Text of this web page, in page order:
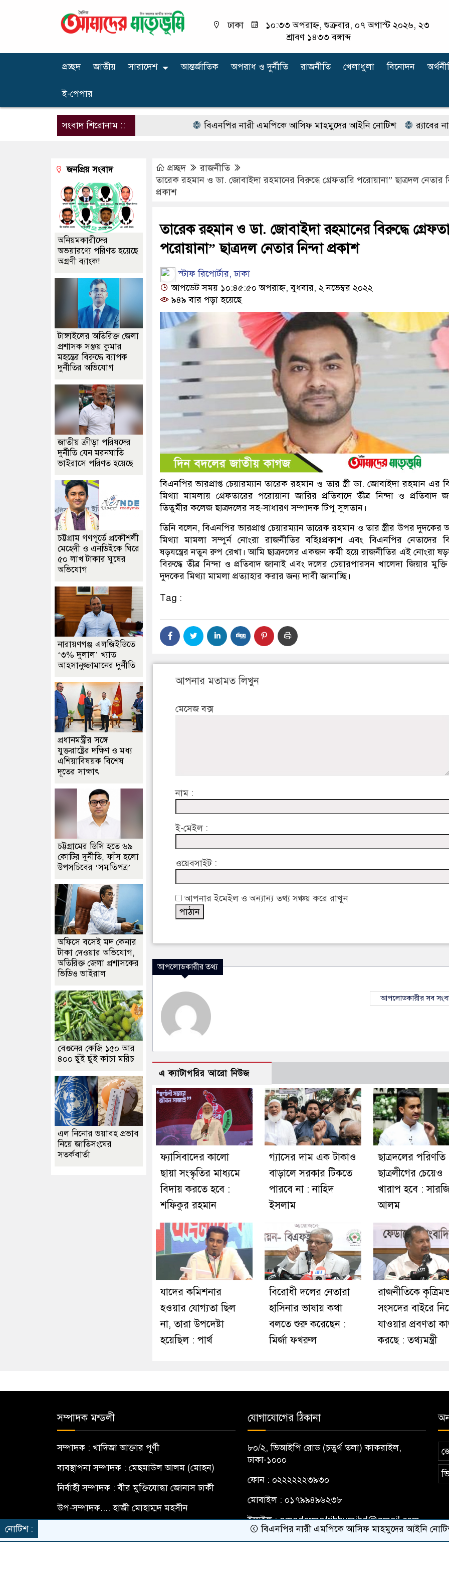
ঢাকা
১০:৩৩ অপরাহ্ন, শুক্রবার, ০৭ অগাস্ট ২০২৬, ২৩
শ্রাবণ ১৪৩৩ বঙ্গাব্দ
প্রচ্ছদ জাতীয় সারাদেশ আন্তর্জাতিক অপরাধ ‍ও দুর্নীতি রাজনীতি খেলাধুলা বিনোদন
ই-পেপার
সংবাদ শিরোনাম :: বিএনপির নারী এমপিকে আসিফ মাহমুদের আইনি নোটিশ র‍্যাবের নাম
প্রচ্ছদ
রাজনীতি
তারেক রহমান ও ডা. জোবাইদা রহমানের বিরুদ্ধে গ্রেফতারি পরোয়ানা” ছাত্রদল নেতার
প্রকাশ
তারেক রহমান ও ডা. জোবাইদা রহমানের বিরুদ্ধে
পরোয়ানা” ছাত্রদল নেতার নিন্দা প্রকাশ
স্টাফ রিপোর্টার, ঢাকা
আপডেট সময় ১০:৪৫:৫০ অপরাহ্ন, বুধবার, ২ নভেম্বর ২০২২
৯৪৯ বার পড়া হয়েছে
বিএনপির ভারপ্রাপ্ত চেয়ারম্যান তারেক রহমান ও তার স্ত্রী ডা. জোবাইদা রহমান এর
মিথ্যা মামলায় গ্রেফতারের পরোয়ানা জারির প্রতিবাদে তীব্র নিন্দা ও প্রতিবাদ
তিতুমীর কলেজ ছাত্রদলের সহ-সাধারণ সম্পাদক টিপু সুলতান।
তিনি বলেন, বিএনপির ভারপ্রাপ্ত চেয়ারম্যান তারেক রহমান ও তার স্ত্রীর উপর দুদকের
মিথ্যা মামলা সম্পুর্ন নোংরা রাজনীতির বহিঃপ্রকাশ এবং বিএনপির নেতাদের
ষড়যন্ত্রের নতুন রুপ রেখা। আমি ছাত্রদলের একজন কর্মী হয়ে রাজনীতির এই নোংরা
বিরুদ্ধে তীব্র নিন্দা ও প্রতিবাদ জানাই এবং দলের চেয়ারপারসন খালেদা জিয়ার
দুদকের মিথ্যা মামলা প্রত্যাহার করার জন্য দাবী জানাচ্ছি।
Tag :
আপনার মতামত লিখুন
মেসেজ বক্স
নাম :
ই-মেইল :
ওয়েবসাইট :
আপনার ইমেইল ও অন্যান্য তথ্য সঞ্চয় করে রাখুন
আপলোডকারীর তথ্য
আপলোডকারীর সব
এ ক্যাটাগরির আরো নিউজ
ফ্যাসিবাদের কালো
ছায়া সংস্কৃতির মাধ্যমে
বিদায় করতে হবে :
শফিকুর রহমান
গ্যাসের দাম এক টাকাও
বাড়ালে সরকার টিকতে
পারবে না : নাহিদ
ইসলাম
ছাত্রদলের পরিণতি
ছাত্রলীগের চেয়েও
খারাপ হবে :
আলম
যাদের কমিশনার
হওয়ার যোগ্যতা ছিল
না, তারা উপদেষ্টা
হয়েছিল : পার্থ
বিরোধী দলের নেতারা
হাসিনার ভাষায় কথা
বলতে শুরু করেছেন :
মির্জা ফখরুল
রাজনীতিকে
সংসদের বাইরে
যাওয়ার প্রবণতা
করছে : তথ্যমন্ত্রী
জনপ্রিয় সংবাদ
অনিয়মকারীদের
অভয়ারণ্যে পরিণত হয়েছে
অগ্রণী ব্যাংক!
টাঙ্গাইলের অতিরিক্ত জেলা
প্রশাসক সঞ্জয় কুমার
মহন্তের বিরুদ্ধে ব্যাপক
দুর্নীতির অভিযোগ
জাতীয় ক্রীড়া পরিষদের
দুর্নীতি যেন মরনঘাতি
ভাইরাসে পরিণত হয়েছে
চট্টগ্রাম গণপূর্তে প্রকৌশলী
মেহেদী ও এনডিইকে ঘিরে
৫০ লাখ টাকার ঘুষের
অভিযোগ
নারায়ণগঞ্জ এলজিইডিতে
‘৩% দুলাল’ খ্যাত
আহসানুজ্জামানের দুর্নীতি
প্রধানমন্ত্রীর সঙ্গে
যুক্তরাষ্ট্রের দক্ষিণ ও মধ্য
এশিয়াবিষয়ক বিশেষ
দূতের সাক্ষাৎ
চট্টগ্রামের ডিসি হতে ৬৯
কোটির দুর্নীতি, ফাঁস হলো
উপসচিবের ‘সম্মতিপত্র’
অফিসে বসেই মদ কেনার
টাকা দেওয়ার অভিযোগ,
অতিরিক্ত জেলা প্রশাসকের
ভিডিও ভাইরাল
বেগুনের কেজি ১৫০ আর
৪০০ ছুঁই ছুঁই কাঁচা মরিচ
এল নিনোর ভয়াবহ প্রভাব
নিয়ে জাতিসংঘের
সতর্কবার্তা
সম্পাদক মন্ডলী
সম্পাদক : খাদিজা আক্তার পূর্ণী
ব্যবস্থাপনা সম্পাদক : মেছমাউল আলম (মোহন)
নির্বাহী সম্পাদক : বীর মুক্তিযোদ্ধা জোনাস ঢাকী
উপ-সম্পাদক.... হাজী মোহাম্মদ মহসীন
যোগাযোগের ঠিকানা
৮০/২, ভিআইপি রোড (চতুর্থ তলা) কাকরাইল,
ঢাকা-১০০০
ফোন : ০২২২২২২৩৯৩০
মোবাইল : ০১৭৯৯৪৯৬২৩৮
ইমেইল :amadermatribhumibd@gmail.com
নোটিশ : বিএনপির নারী এমপিকে আসিফ মাহমুদের আইনি নোটিশ